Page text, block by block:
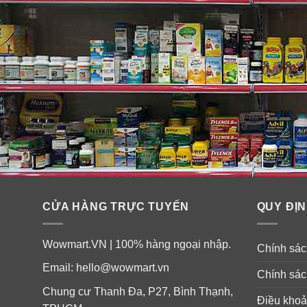
CỬA HÀNG TRỰC TUYẾN
Wowmart.VN | 100% hàng ngoại nhập.
Email: hello@wowmart.vn
Chung cư Thanh Đa, P27, Bình Thạnh,
QUY
Chính
Chính
Điều